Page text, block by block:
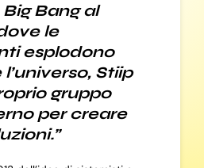
Bang al
le
esplodono
Stiip
gruppo
per creare